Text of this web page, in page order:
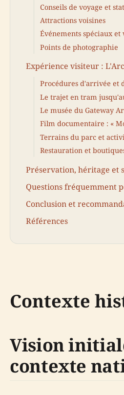
Conseils de voyage et
Attractions voisines
Événements spéciaux et
Points de photographie
Expérience visiteur :
Procédures d'arrivée et
Le trajet en tram
Le musée du Gateway
Film documentaire : «
Terrains du parc et
Restauration et
Préservation, héritage et
Questions fréquemment
Conclusion et
Références
Contexte
Vision
contexte